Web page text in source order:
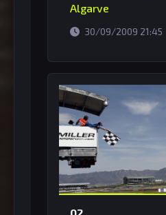
Algarve
30/09/2009 21:45